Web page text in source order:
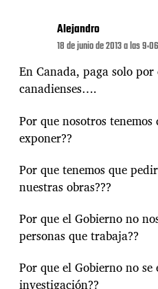
Alejandro
18 de junio de 2013 a las
En Canada, paga solo
canadienses….
Por que nosotros
exponer??
Por que tenemos que
nuestras obras???
Por que el Gobierno no
personas que trabaja??
Por que el Gobierno no
investigación??